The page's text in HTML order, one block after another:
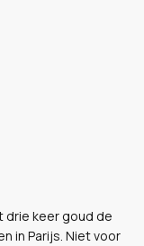
drie keer goud de
in Parijs. Niet voor